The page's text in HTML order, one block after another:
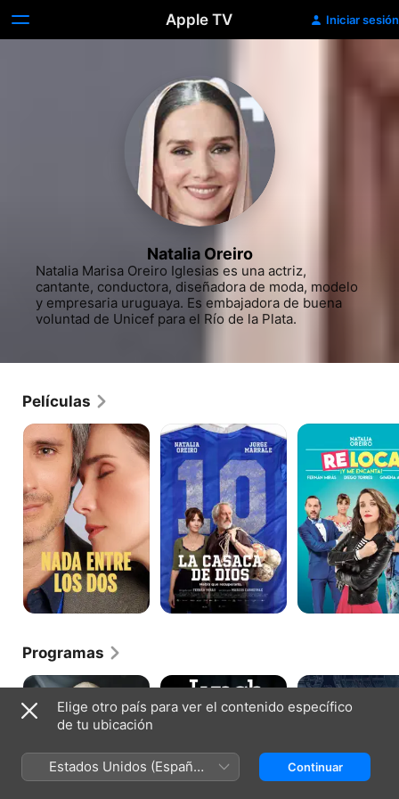
Apple TV Iniciar sesión
Natalia Oreiro
Natalia Marisa Oreiro Iglesias​ es una actriz,
cantante, conductora, diseñadora de moda, modelo
y empresaria uruguaya. Es embajadora de buena
voluntad de Unicef para el Río de la Plata.
Películas
Nada
Entre
los
Dos
La
casaca
de
Dios
Re-
Programas
Santa
Lynch
Iosi,
Espía
Elige otro país para ver el contenido específico
de tu ubicación
Estados Unidos (Español
México)
Continuar